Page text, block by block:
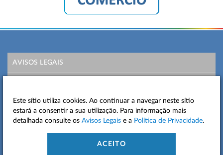
AVISOS LEGAIS
MAPA DO SITE
CONTACTOS
Este sítio utiliza cookies. Ao continuar a navegar neste sítio
estará a consentir a sua utilização. Para informação mais
detalhada consulte os Avisos Legais e a Política de Privacidade.
ACEITO